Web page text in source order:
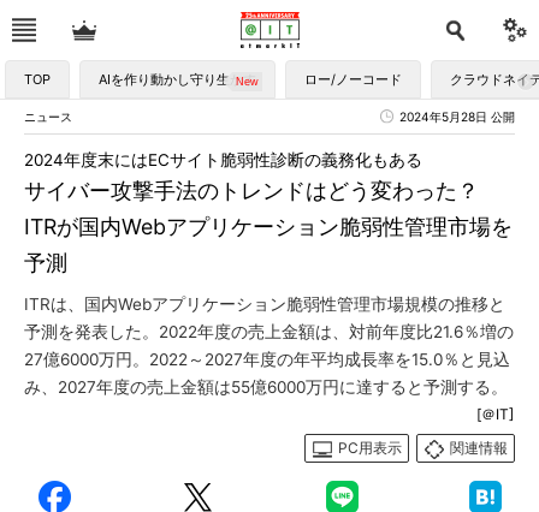
TOP AIを作り動かし守り生かす ロー/ノーコード クラウドネイ
ニュース 2024年5月28日 公開
サイバー攻撃手法のトレンドはどう変わった？
ITRが国内Webアプリケーション脆弱性管理市場を
予測
2024年度末にはECサイト脆弱性診断の義務化もある
ITRは、国内Webアプリケーション脆弱性管理市場規模の推移と
予測を発表した。2022年度の売上金額は、対前年度比21.6％増の
27億6000万円。2022～2027年度の年平均成長率を15.0％と見込
み、2027年度の売上金額は55億6000万円に達すると予測する。
[＠IT]
PC用表示
関連情報